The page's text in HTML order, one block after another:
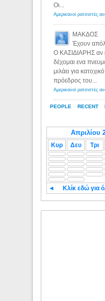
PEOPLE RECENT
Οι...
ΜΑΚΔΟΣ
Έχουν
Ο ΚΑΣΙΔΙΑΡΗΣ αν
δέχομαι ενα
μιλάει για
πρόεδρος του...
Κυρ Δευ Τρι
◄ Κλίκ εδώ για